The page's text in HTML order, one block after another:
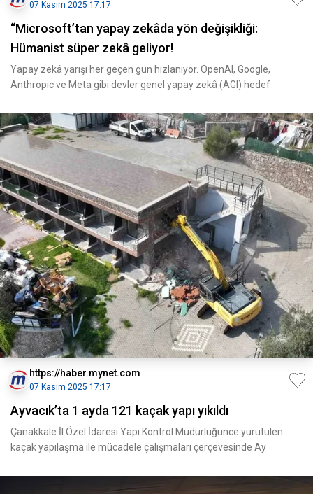
07 Kasım 2025 17:17
“Microsoft’tan yapay zekâda yön değişikliği:
Hümanist süper zekâ geliyor!
Yapay zekâ yarışı her geçen gün hızlanıyor. OpenAI, Google,
Anthropic ve Meta gibi devler genel yapay zekâ (AGI) hedef
https://haber.mynet.com
07 Kasım 2025 17:17
Ayvacık’ta 1 ayda 121 kaçak yapı yıkıldı
Çanakkale İl Özel İdaresi Yapı Kontrol Müdürlüğünce yürütülen
kaçak yapılaşma ile mücadele çalışmaları çerçevesinde Ay